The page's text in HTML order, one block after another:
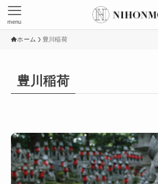
menu
ホーム 豊川稲荷
豊川稲荷